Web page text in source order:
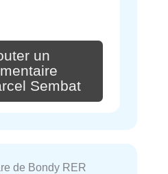
un
Sembat
de Bondy RER